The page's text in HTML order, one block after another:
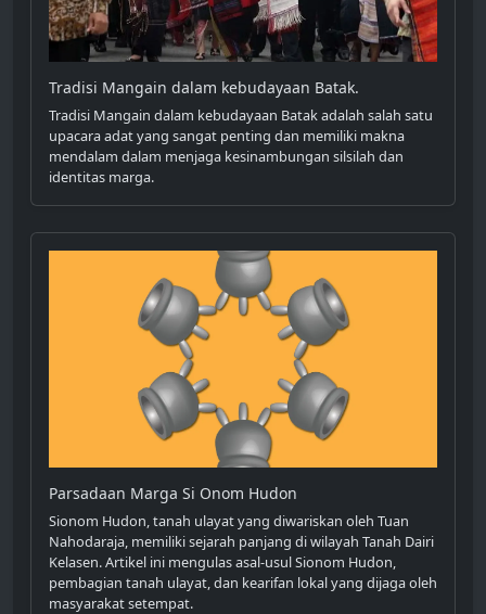
Tradisi Mangain dalam kebudayaan Batak.
Tradisi Mangain dalam kebudayaan Batak adalah salah satu
upacara adat yang sangat penting dan memiliki makna
mendalam dalam menjaga kesinambungan silsilah dan
identitas marga.
Parsadaan Marga Si Onom Hudon
Sionom Hudon, tanah ulayat yang diwariskan oleh Tuan
Nahodaraja, memiliki sejarah panjang di wilayah Tanah Dairi
Kelasen. Artikel ini mengulas asal-usul Sionom Hudon,
pembagian tanah ulayat, dan kearifan lokal yang dijaga oleh
masyarakat setempat.